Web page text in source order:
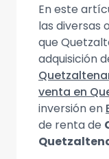
En este
las diversas
que
adquisición
venta en
inversión en
de renta de